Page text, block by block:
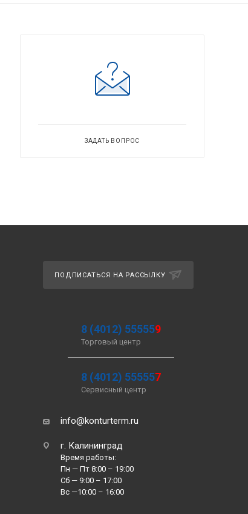
ЗАДАТЬ ВОПРОС
ПОДПИСАТЬСЯ НА РАССЫЛКУ
8 (4012) 555559
Торговый центр
8 (4012) 555557
Сервисный центр
info@konturterm.ru
г. Калининград
Время работы:
Пн — Пт 8:00 – 19:00
Сб — 9:00 – 17:00
Вс —10:00 – 16:00